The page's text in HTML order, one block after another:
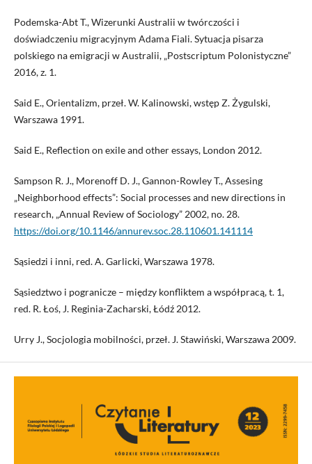
Podemska-Abt T., Wizerunki Australii w twórczości i
doświadczeniu migracyjnym Adama Fiali. Sytuacja pisarza
polskiego na emigracji w Australii, „Postscriptum Polonistyczne”
2016, z. 1.
Said E., Orientalizm, przeł. W. Kalinowski, wstęp Z. Żygulski,
Warszawa 1991.
Said E., Reflection on exile and other essays, London 2012.
Sampson R. J., Morenoff D. J., Gannon-Rowley T., Assesing
„Neighborhood effects”: Social processes and new directions in
research, „Annual Review of Sociology” 2002, no. 28.
https://doi.org/10.1146/annurev.soc.28.110601.141114
Sąsiedzi i inni, red. A. Garlicki, Warszawa 1978.
Sąsiedztwo i pogranicze – między konfliktem a współpracą, t. 1,
red. R. Łoś, J. Reginia-Zacharski, Łódź 2012.
Urry J., Socjologia mobilności, przeł. J. Stawiński, Warszawa 2009.